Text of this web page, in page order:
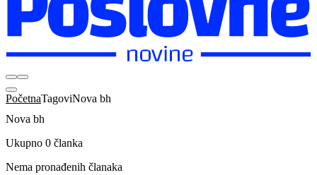
PočetnaTagoviNova bh
Nova bh
Ukupno 0 članka
Nema pronađenih članaka